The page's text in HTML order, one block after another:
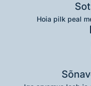
Hoia pilk peal